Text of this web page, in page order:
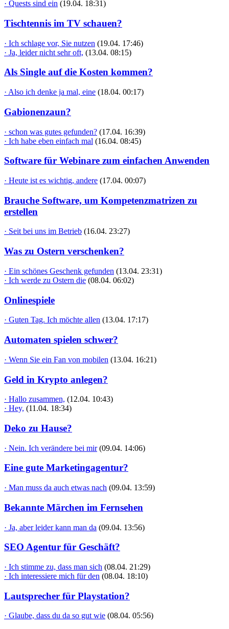
· Quests sind ein (19.04. 18:31)
Tischtennis im TV schauen?
· Ich schlage vor, Sie nutzen (19.04. 17:46)
· Ja, leider nicht sehr oft, (13.04. 08:15)
Als Single auf die Kosten kommen?
· Also ich denke ja mal, eine (18.04. 00:17)
Gabionenzaun?
· schon was gutes gefunden? (17.04. 16:39)
· Ich habe eben einfach mal (16.04. 08:45)
Software für Webinare zum einfachen Anwenden
· Heute ist es wichtig, andere (17.04. 00:07)
Brauche Software, um Kompetenzmatrizen zu
erstellen
· Seit bei uns im Betrieb (16.04. 23:27)
Was zu Ostern verschenken?
· Ein schönes Geschenk gefunden (13.04. 23:31)
· Ich werde zu Ostern die (08.04. 06:02)
Onlinespiele
· Guten Tag. Ich möchte allen (13.04. 17:17)
Automaten spielen schwer?
· Wenn Sie ein Fan von mobilen (13.04. 16:21)
Geld in Krypto anlegen?
· Hallo zusammen, (12.04. 10:43)
· Hey, (11.04. 18:34)
Deko zu Hause?
· Nein. Ich verändere bei mir (09.04. 14:06)
Eine gute Marketingagentur?
· Man muss da auch etwas nach (09.04. 13:59)
Bekannte Märchen im Fernsehen
· Ja, aber leider kann man da (09.04. 13:56)
SEO Agentur für Geschäft?
· Ich stimme zu, dass man sich (08.04. 21:29)
· Ich interessiere mich für den (08.04. 18:10)
Lautsprecher für Playstation?
· Glaube, dass du da so gut wie (08.04. 05:56)